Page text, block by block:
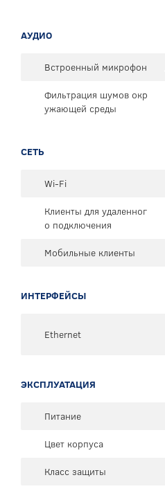
АУДИО
Встроенный микрофон
Фильтрация шумов окр
ужающей среды
СЕТЬ
Wi-Fi
Клиенты для удаленног
о подключения
Мобильные клиенты
ИНТЕРФЕЙСЫ
Ethernet
ЭКСПЛУАТАЦИЯ
Питание
Цвет корпуса
Класс защиты